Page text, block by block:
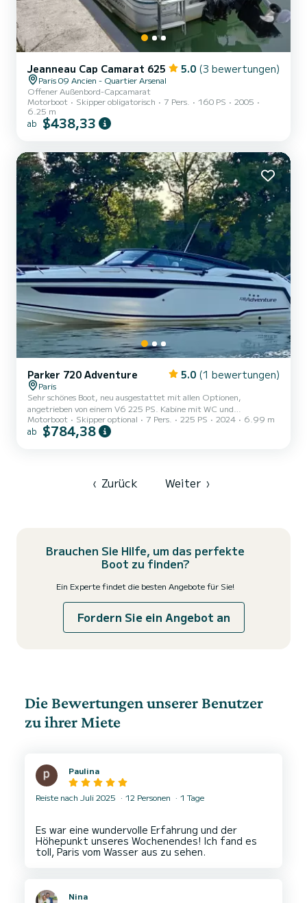
Jeanneau Cap Camarat 625 5.0 (3 bewertungen)
Paris 09 Ancien - Quartier Arsenal
Offener Außenbord-Capcamarat
Motorboot
Skipper obligatorisch 7 Pers. 160 PS
2005
6.25 m
ab $438,33
Parker 720 Adventure 5.0 (1 bewertungen)
Paris
Sehr schönes Boot, neu ausgestattet mit allen Optionen,
angetrieben von einem V6 225 PS. Kabine mit WC und
Waschbecken. Bugstrahlruder, Trimmklappen, GPS, Radio,
Kühlschrank, ...
Motorboot Skipper optional 7 Pers. 225 PS 2024 6.99 m
ab $784,38
‹ Zurück Weiter ›
Brauchen Sie Hilfe, um das perfekte
Boot zu finden?
Ein Experte findet die besten Angebote für Sie!
Fordern Sie ein Angebot an
Die Bewertungen unserer Benutzer
zu ihrer Miete
Paulina
Reiste nach Juli 2025 12 Personen 1 Tage
Es war eine wundervolle Erfahrung und der
Höhepunkt unseres Wochenendes! Ich fand es
Nina